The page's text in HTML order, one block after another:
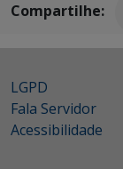
Compartilhe:
LGPD
Fala Servidor
Acessibilidade